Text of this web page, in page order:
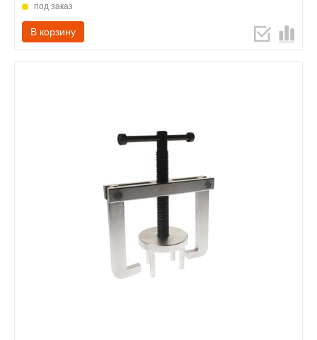
под заказ
В корзину